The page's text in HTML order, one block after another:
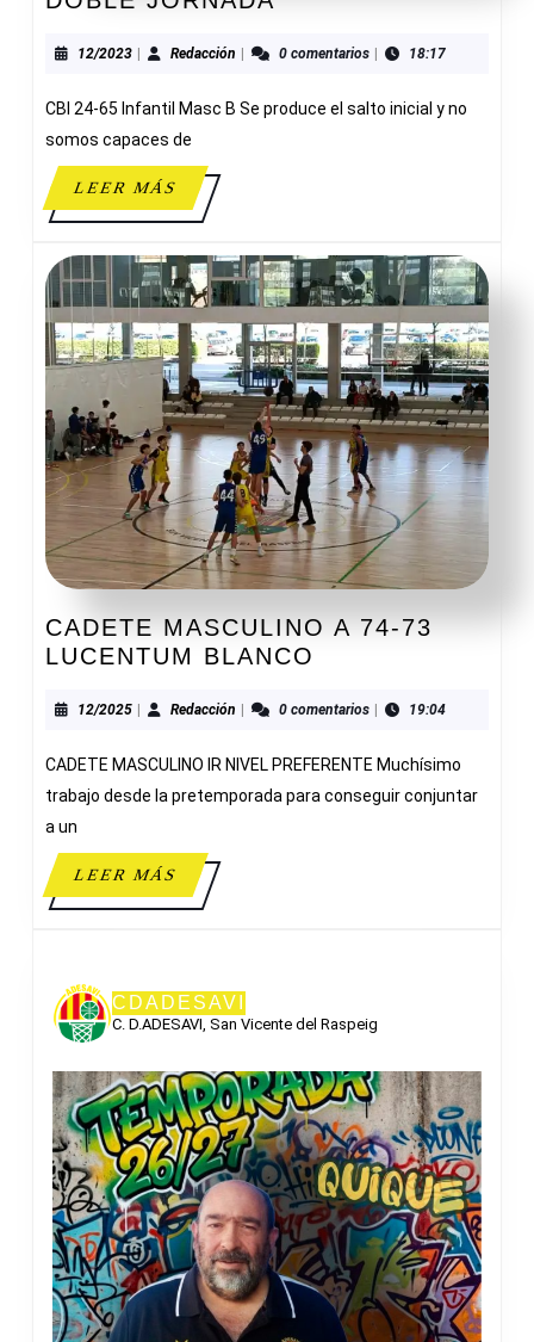
12/202312/2023Redacción Redacción0 comentarios 18:17
CBI 24-65 Infantil Masc B Se produce el salto inicial y no
somos capaces de
LEER MÁSLEER
MÁS
CADETE MASCULINO A 74-73
LUCENTUM BLANCO
A
73
LUCENTUM
12/202512/2025Redacción Redacción0 comentarios 19:04
CADETE MASCULINO IR NIVEL PREFERENTE Muchísimo
trabajo desde la pretemporada para conseguir conjuntar
a un
LEER MÁSLEER
MÁS
CDADESAVI
C. D.ADESAVI, San Vicente del Raspeig